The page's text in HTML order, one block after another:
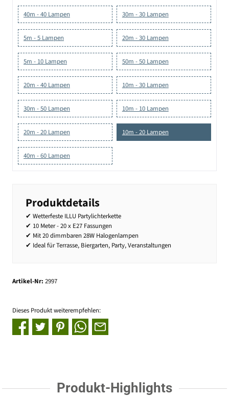
40m - 40 Lampen 30m - 30 Lampen
5m - 5 Lampen 20m - 30 Lampen
5m - 10 Lampen 50m - 50 Lampen
20m - 40 Lampen 10m - 30 Lampen
30m - 50 Lampen 10m - 10 Lampen
20m - 20 Lampen 10m - 20 Lampen
40m - 60 Lampen
Produktdetails
✔ Wetterfeste ILLU Partylichterkette
✔ 10 Meter - 20 x E27 Fassungen
✔ Mit 20 dimmbaren 28W Halogenlampen
✔ Ideal für Terrasse, Biergarten, Party, Veranstaltungen
Artikel-Nr: 2997
Dieses Produkt weiterempfehlen:
Produkt-Highlights